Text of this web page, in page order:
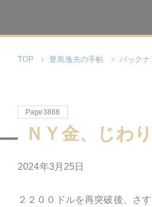
TOP 豊島逸夫の手帖 バックナ
Page3888
ＮＹ金、じわ
2024年3月25日
２２００ドルを再突破後、さ